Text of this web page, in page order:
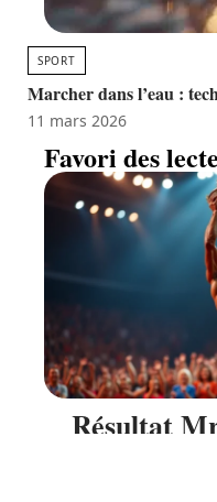
SPORT
Marcher dans l’eau :
11 mars 2026
Favori des
Résultat